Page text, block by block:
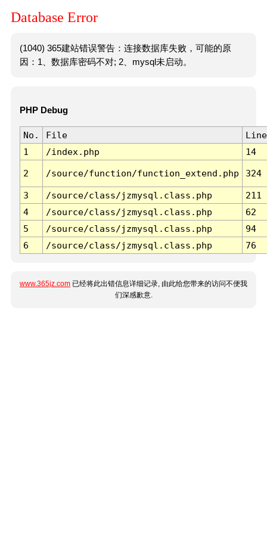
Database Error
(1040) 365建站错误警告：连接数据库失败，可能的原
因：1、数据库密码不对; 2、mysql未启动。
PHP Debug
No. File
Line
1
/index.php 14
2 /source/function/function_extend.php 324
3 /source/class/jzmysql.class.php
211
4
/source/class/jzmysql.class.php
62
5
/source/class/jzmysql.class.php
94
6
/source/class/jzmysql.class.php 76
www.365jz.com 已经将此出错信息详细记录, 由此给您带来的访问不便我
们深感歉意.